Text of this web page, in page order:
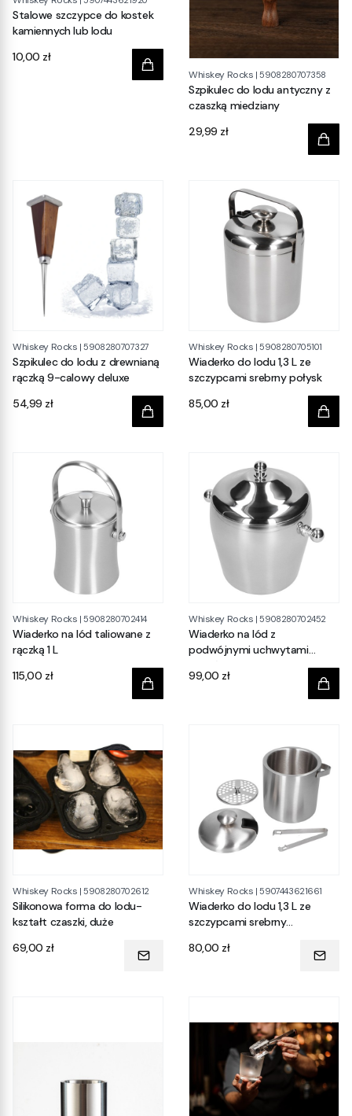
Stalowe szczypce do kostek
kamiennych lub lodu
Cena
10,00 zł
Whiskey Rocks |5908280707358
Szpikulec do lodu antyczny z
czaszką miedziany
Cena
29,99 zł
Whiskey Rocks |5908280707327
Szpikulec do lodu z drewnianą
rączką 9-calowy deluxe
Cena
54,99 zł
Whiskey Rocks |5908280705101
Wiaderko do lodu 1,3 L ze
szczypcami srebrny połysk
Cena
85,00 zł
Whiskey Rocks |5908280702414
Wiaderko na lód taliowane z
rączką 1 L
Cena
115,00 zł
Whiskey Rocks |5908280702452
Wiaderko na lód z
podwójnymi uchwytami
Cena
99,00 zł
Whiskey Rocks |5908280702612
Silikonowa forma do lodu-
kształt czaszki, duże
Cena
69,00 zł
Whiskey Rocks |5907443621661
Wiaderko do lodu 1,3 L ze
szczypcami srebrny
Cena
80,00 zł